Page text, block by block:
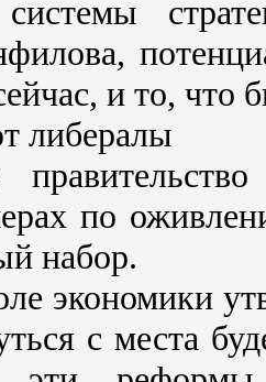
системы
и то,
либералы
по
набор.
экономики
с места